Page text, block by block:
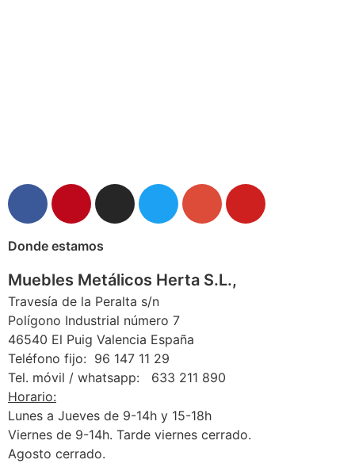
Donde estamos
Muebles Metálicos Herta S.L.,
Travesía de la Peralta s/n
Polígono Industrial número 7
46540 El Puig Valencia España
Teléfono fijo: 96 147 11 29
Tel. móvil / whatsapp: 633 211 890
Horario:
Lunes a Jueves de 9-14h y 15-18h
Viernes de 9-14h. Tarde viernes cerrado.
Agosto cerrado.